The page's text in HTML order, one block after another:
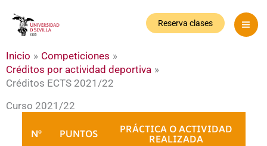
Reserva clases
Inicio
Competiciones
Créditos por actividad deportiva
Créditos ECTS 2021/22
Curso 2021/22
Nº PUNTOS PRÁCTICA O ACTIVIDAD
REALIZADA